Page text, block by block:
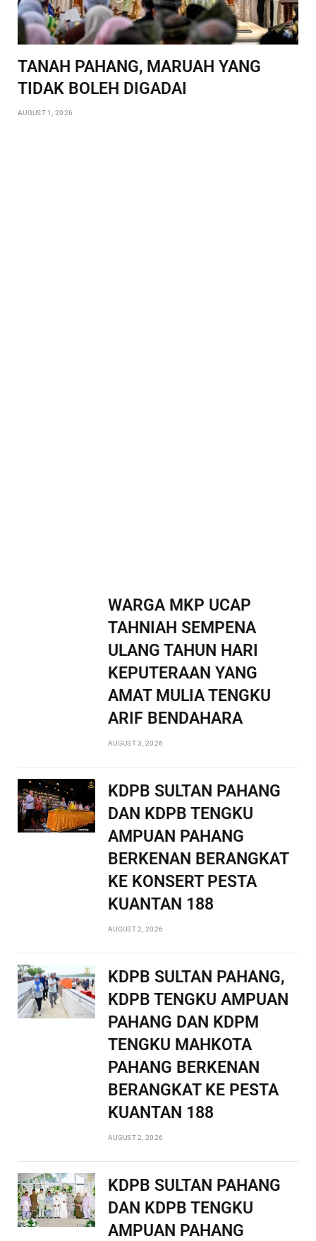
TANAH PAHANG, MARUAH YANG
TIDAK BOLEH DIGADAI
AUGUST 1, 2026
WARGA MKP UCAP
TAHNIAH SEMPENA
ULANG TAHUN HARI
KEPUTERAAN YANG
AMAT MULIA TENGKU
ARIF BENDAHARA
AUGUST 3, 2026
KDPB SULTAN PAHANG
DAN KDPB TENGKU
AMPUAN PAHANG
BERKENAN BERANGKAT
KE KONSERT PESTA
KUANTAN 188
AUGUST 2, 2026
KDPB SULTAN PAHANG,
KDPB TENGKU AMPUAN
PAHANG DAN KDPM
TENGKU MAHKOTA
PAHANG BERKENAN
BERANGKAT KE PESTA
KUANTAN 188
AUGUST 2, 2026
KDPB SULTAN PAHANG
DAN KDPB TENGKU
AMPUAN PAHANG